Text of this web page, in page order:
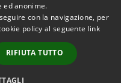
Copyright © 2026 • Comune di
Corropoli • Powered by
Municipium•
Accesso
redazione
ed anonime.
con la navigazione, per
policy al seguente link
RIFIUTA TUTTO